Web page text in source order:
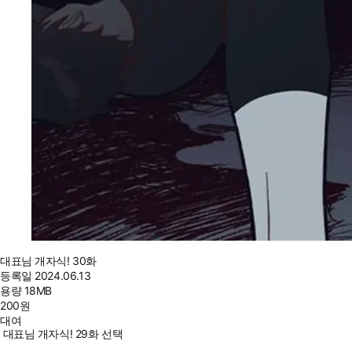
대표님 개자식! 30화
등록일 2024.06.13
용량18MB
200원
대여
대표님 개자식! 29화 선택